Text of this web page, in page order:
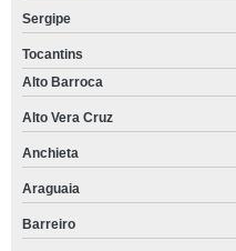
Sergipe
Tocantins
Alto Barroca
Alto Vera Cruz
Anchieta
Araguaia
Barreiro